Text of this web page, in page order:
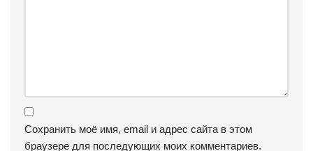
Сохранить моё имя, email и адрес сайта в этом
браузере для последующих моих комментариев.